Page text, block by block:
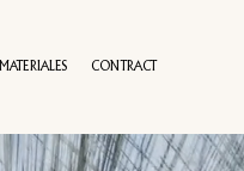
MATERIALES CONTRACT
100 AÑOS